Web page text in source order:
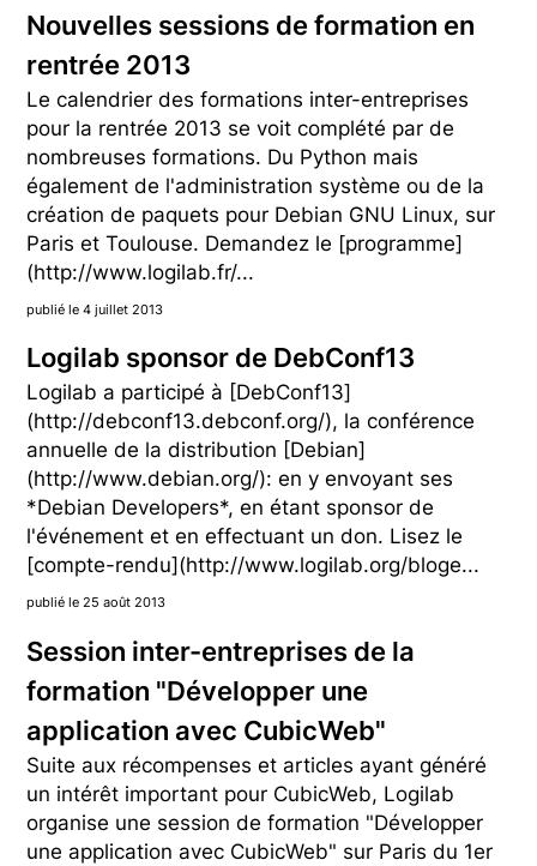
Nouvelles sessions de formation en
rentrée 2013
Le calendrier des formations inter-entreprises
pour la rentrée 2013 se voit complété par de
nombreuses formations. Du Python mais
également de l'administration système ou de la
création de paquets pour Debian GNU Linux, sur
Paris et Toulouse. Demandez le [programme]
(http://www.logilab.fr/...
publié le 4 juillet 2013
Logilab sponsor de DebConf13
Logilab a participé à [DebConf13]
(http://debconf13.debconf.org/), la conférence
annuelle de la distribution [Debian]
(http://www.debian.org/): en y envoyant ses
*Debian Developers*, en étant sponsor de
l'événement et en effectuant un don. Lisez le
[compte-rendu](http://www.logilab.org/bloge...
publié le 25 août 2013
Session inter-entreprises de la
formation "Développer une
application avec CubicWeb"
Suite aux récompenses et articles ayant généré
un intérêt important pour CubicWeb, Logilab
organise une session de formation "Développer
une application avec CubicWeb" sur Paris du 1er